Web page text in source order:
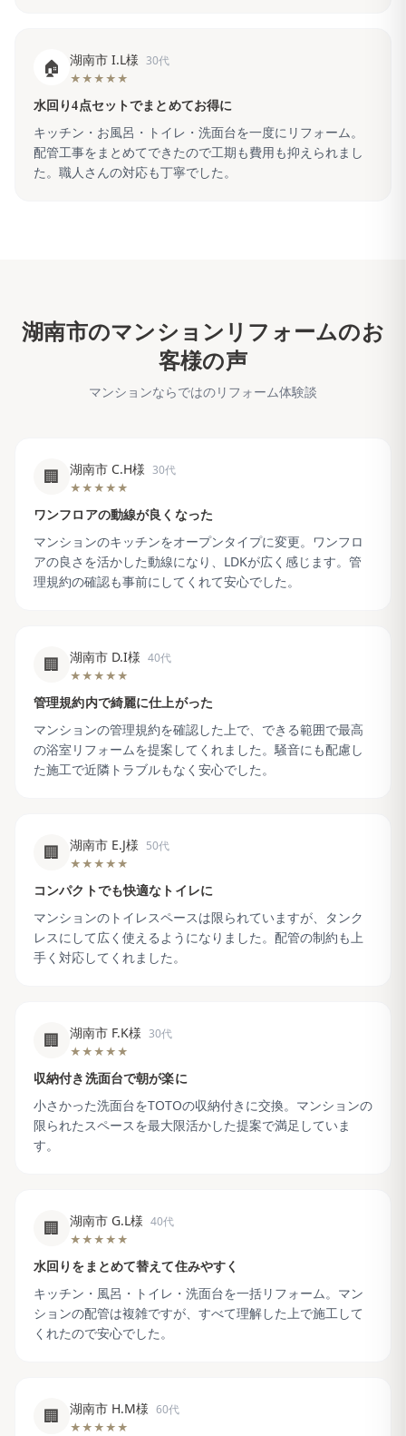
🏠 湖南市 I.L様 30代
★★★★★
水回り4点セットでまとめてお得に
キッチン・お風呂・トイレ・洗面台を一度にリフォーム。
配管工事をまとめてできたので工期も費用も抑えられまし
た。職人さんの対応も丁寧でした。
湖南市のマンションリフォームのお
客様の声
マンションならではのリフォーム体験談
🏢 湖南市 C.H様 30代
★★★★★
ワンフロアの動線が良くなった
マンションのキッチンをオープンタイプに変更。ワンフロ
アの良さを活かした動線になり、LDKが広く感じます。管
理規約の確認も事前にしてくれて安心でした。
🏢 湖南市 D.I様 40代
★★★★★
管理規約内で綺麗に仕上がった
マンションの管理規約を確認した上で、できる範囲で最高
の浴室リフォームを提案してくれました。騒音にも配慮し
た施工で近隣トラブルもなく安心でした。
🏢 湖南市 E.J様 50代
★★★★★
コンパクトでも快適なトイレに
マンションのトイレスペースは限られていますが、タンク
レスにして広く使えるようになりました。配管の制約も上
手く対応してくれました。
🏢 湖南市 F.K様 30代
★★★★★
収納付き洗面台で朝が楽に
小さかった洗面台をTOTOの収納付きに交換。マンションの
限られたスペースを最大限活かした提案で満足していま
す。
🏢 湖南市 G.L様 40代
★★★★★
水回りをまとめて替えて住みやすく
キッチン・風呂・トイレ・洗面台を一括リフォーム。マン
ションの配管は複雑ですが、すべて理解した上で施工して
くれたので安心でした。
🏢 湖南市 H.M様 60代
★★★★★